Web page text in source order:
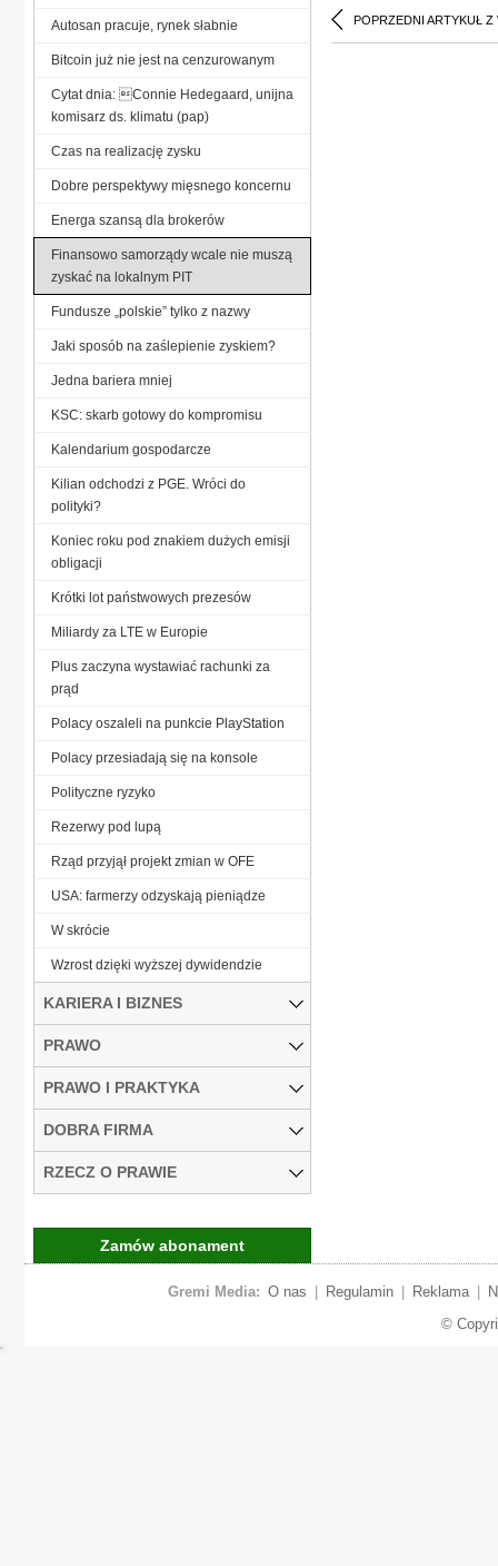
POPRZEDNI ARTYKUŁ Z
Autosan pracuje, rynek słabnie
Bitcoin już nie jest na cenzurowanym
Cytat dnia: Connie Hedegaard, unijna
komisarz ds. klimatu (pap)
Czas na realizację zysku
Dobre perspektywy mięsnego koncernu
Energa szansą dla brokerów
Finansowo samorządy wcale nie muszą
zyskać na lokalnym PIT
Fundusze „polskie” tylko z nazwy
Jaki sposób na zaślepienie zyskiem?
Jedna bariera mniej
KSC: skarb gotowy do kompromisu
Kalendarium gospodarcze
Kilian odchodzi z PGE. Wróci do
polityki?
Koniec roku pod znakiem dużych emisji
obligacji
Krótki lot państwowych prezesów
Miliardy za LTE w Europie
Plus zaczyna wystawiać rachunki za
prąd
Polacy oszaleli na punkcie PlayStation
Polacy przesiadają się na konsole
Polityczne ryzyko
Rezerwy pod lupą
Rząd przyjął projekt zmian w OFE
USA: farmerzy odzyskają pieniądze
W skrócie
Wzrost dzięki wyższej dywidendzie
KARIERA I BIZNES
PRAWO
PRAWO I PRAKTYKA
DOBRA FIRMA
RZECZ O PRAWIE
Zamów abonament
Gremi Media: O nas Regulamin Reklama
©